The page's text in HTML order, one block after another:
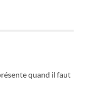
quand il faut